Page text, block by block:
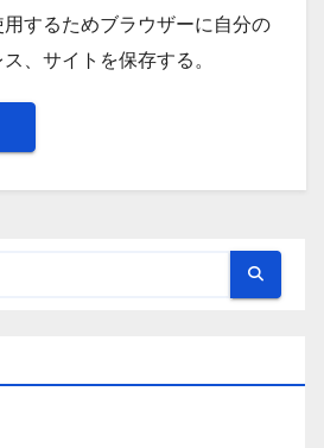
するためブラウザーに自分の
、サイトを保存する。